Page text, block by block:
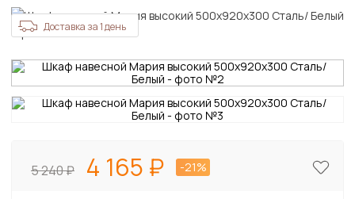
Доставка за 1 день
5 240 4 165 -21%